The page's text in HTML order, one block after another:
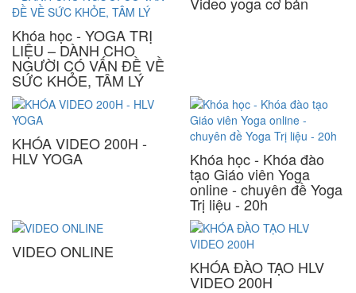
Khóa học - YOGA TRỊ
LIỆU – DÀNH CHO
NGƯỜI CÓ VẤN ĐỀ VỀ
SỨC KHỎE, TÂM LÝ
KHÓA VIDEO 200H -
HLV YOGA Khóa học - Khóa đào
tạo Giáo viên Yoga
online - chuyên đề Yoga
Trị liệu - 20h
VIDEO ONLINE
KHÓA ĐÀO TẠO HLV
VIDEO 200H